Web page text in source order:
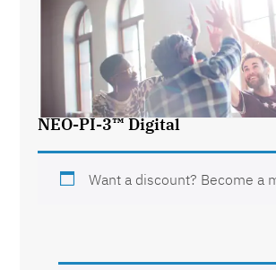
NEO-PI-3™ Digital
Want a discount? Become a